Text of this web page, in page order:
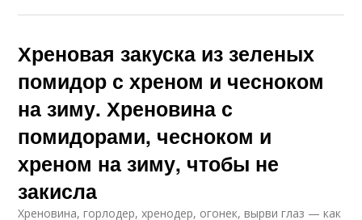
Хреновая закуска из зеленых
помидор с хреном и чесноком
на зиму. Хреновина с
помидорами, чесноком и
хреном на зиму, чтобы не
закисла
Хреновина, горлодер, хренодер, огонек, вырви глаз — как